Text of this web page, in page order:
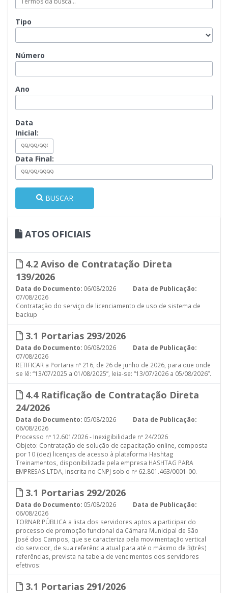
Tipo
Número
Ano
Data
Inicial:
Data Final:
BUSCAR
ATOS OFICIAIS
4.2 Aviso de Contratação Direta
139/2026
Data do Documento: 06/08/2026
Data de Publicação:
07/08/2026
Contratação do serviço de licenciamento de uso de sistema de
backup
3.1 Portarias 293/2026
Data do Documento: 06/08/2026
Data de Publicação:
07/08/2026
RETIFICAR a Portaria nº 216, de 26 de junho de 2026, para que onde
se lê: “13/07/2025 a 01/08/2025”, leia-se: “13/07/2026 a 05/08/2026”.
4.4 Ratificação de Contratação Direta
24/2026
Data do Documento: 05/08/2026
Data de Publicação:
06/08/2026
Processo nº 12.601/2026 - Inexigibilidade nº 24/2026
Objeto: Contratação de solução de capacitação online, composta
por 10 (dez) licenças de acesso à plataforma Hashtag
Treinamentos, disponibilizada pela empresa HASHTAG PARA
EMPRESAS LTDA, inscrita no CNPJ sob o nº 62.801.463/0001-00.
3.1 Portarias 292/2026
Data do Documento: 05/08/2026
Data de Publicação:
06/08/2026
TORNAR PÚBLICA a lista dos servidores aptos a participar do
processo de promoção funcional da Câmara Municipal de São
José dos Campos, que se caracteriza pela movimentação vertical
do servidor, de sua referência atual para até o máximo de 3(três)
referências, prevista na tabela de vencimentos dos servidores
efetivos:
3.1 Portarias 291/2026